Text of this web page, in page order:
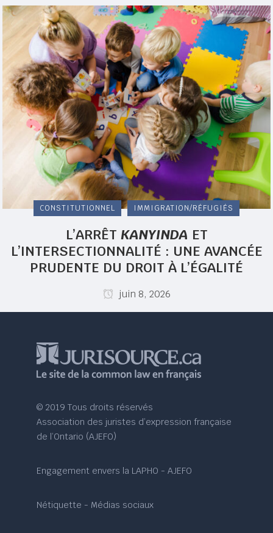
CONSTITUTIONNEL IMMIGRATION/RÉFUGIÉS
L’ARRÊT KANYINDA ET
L’INTERSECTIONNALITÉ : UNE AVANCÉE
PRUDENTE DU DROIT À L’ÉGALITÉ
juin 8, 2026
© 2019 Tous droits réservés
Association des juristes d’expression française
de l’Ontario (AJEFO)
Engagement envers la LAPHO - AJEFO
Nétiquette - Médias sociaux